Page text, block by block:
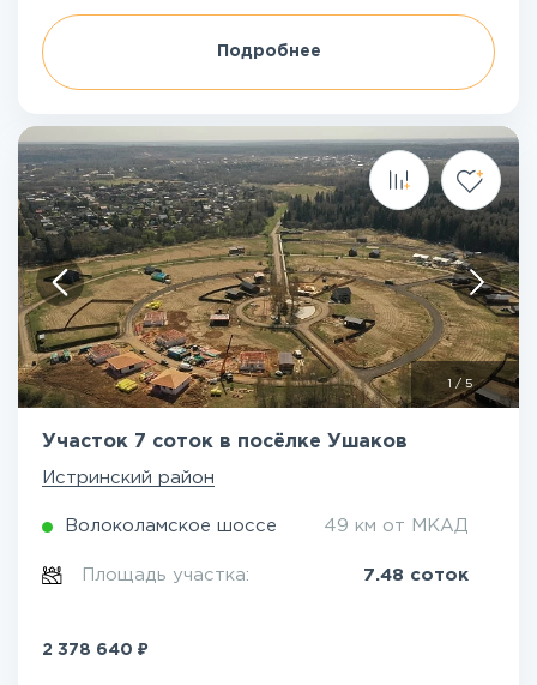
Подробнее
/ 5
Участок 7 соток в посёлке Ушаков
Истринский район
Волоколамское шоссе 49 км от МКАД
Площадь участка: 7.48 соток
2 378 640 ₽